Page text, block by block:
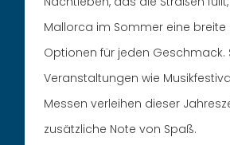
Mallorca im Sommer eine breite
Optionen für jeden Geschmack.
Veranstaltungen wie
Messen verleihen dieser
zusätzliche Note von Spaß.